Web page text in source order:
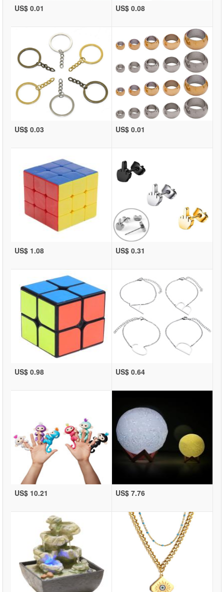
US$ 0.01 US$ 0.08
US$ 0.03 US$ 0.01
US$ 1.08 US$ 0.31
US$ 0.98 US$ 0.64
US$ 10.21 US$ 7.76